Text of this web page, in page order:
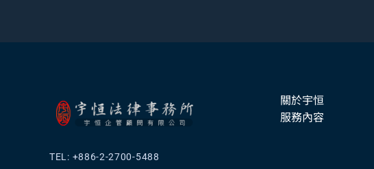
TEL: +886-2-2700-5488
關於宇恒
服務內容